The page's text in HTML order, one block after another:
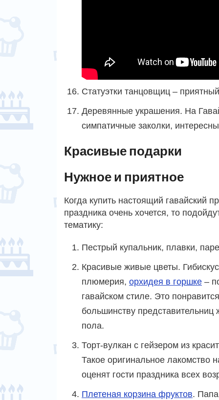
Статуэтки танцовщиц –
Деревянные украшения. На
симпатичные заколки,
Красивые подарки
Нужное и приятное
Когда купить настоящий гавайский
праздника очень хочется, то
тематику:
Пестрый купальник, плавки,
Красивые живые цветы.
плюмерия, орхидея в горшке –
гавайском стиле. Это понравится
большинству представительниц
пола.
Торт-вулкан с гейзером из
Такое оригинальное лакомство
оценят гости праздника всех
Плетеная корзина фруктов.